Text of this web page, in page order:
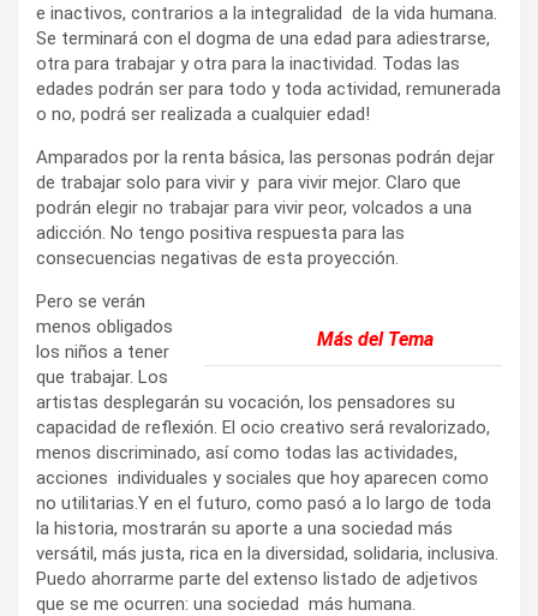
e inactivos, contrarios a la integralidad de la vida humana.
Se terminará con el dogma de una edad para adiestrarse,
otra para trabajar y otra para la inactividad. Todas las
edades podrán ser para todo y toda actividad, remunerada
o no, podrá ser realizada a cualquier edad!
Amparados por la renta básica, las personas podrán dejar
de trabajar solo para vivir y para vivir mejor. Claro que
podrán elegir no trabajar para vivir peor, volcados a una
adicción. No tengo positiva respuesta para las
consecuencias negativas de esta proyección.
Más del Tema
Pero se verán
menos obligados
los niños a tener
que trabajar. Los
artistas desplegarán su vocación, los pensadores su
capacidad de reflexión. El ocio creativo será revalorizado,
menos discriminado, así como todas las actividades,
acciones individuales y sociales que hoy aparecen como
no utilitarias.Y en el futuro, como pasó a lo largo de toda
la historia, mostrarán su aporte a una sociedad más
versátil, más justa, rica en la diversidad, solidaria, inclusiva.
Puedo ahorrarme parte del extenso listado de adjetivos
que se me ocurren: una sociedad más humana.